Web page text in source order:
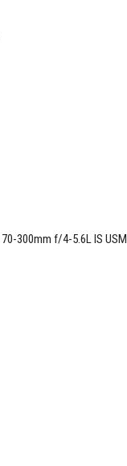
300mm f/4-5.6L IS USM